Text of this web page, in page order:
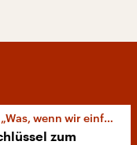
wir einfach die Welt retten?“
zum